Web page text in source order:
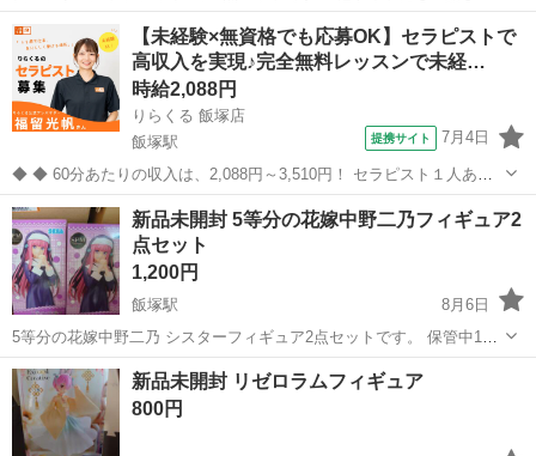
おりますので急遽削除する場合あります( * . .)"
福岡 飯塚駅 フィギュア セット
【未経験×無資格でも応募OK】セラピストで
高収入を実現♪完全無料レッスンで未経…
時給2,088円
りらくる 飯塚店
飯塚駅
提携サイト 7月4日
◆ ◆ 60分あたりの収入は、2,088円～3,510円！ セラピスト１人あた
りの施術数がコロナ禍前と比べて1.3倍に増加！ 一生モノの技術を身に
付けてしっかり稼ぐなら今がチャンス！ ★応募後の流れ★詳細欄もご
覧下さい...
福岡 飯塚市 飯塚駅 セラピスト
新品未開封 5等分の花嫁中野二乃フィギュア2
点セット
1,200円
飯塚駅
8月6日
5等分の花嫁中野二乃 シスターフィギュア2点セットです。 保管中1つ
の方が少し箱の上側にへこみあります。 まとめ売りのためお安くして
ます。 バラ売り→1点700円
福岡 飯塚市 飯塚駅 フィギュア シスター
新品未開封 リゼロラムフィギュア
800円